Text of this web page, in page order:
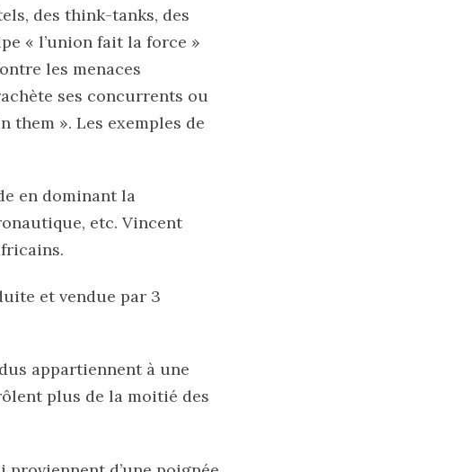
des think-tanks, des
« l’union fait la force »
les menaces
ses concurrents ou
them ». Les exemples de
en dominant la
etc. Vincent
et vendue par 3
appartiennent à une
plus de la moitié des